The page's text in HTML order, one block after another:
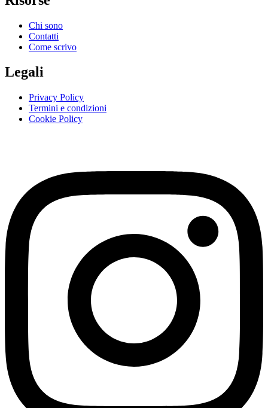
Chi sono
Contatti
Come scrivo
Legali
Privacy Policy
Termini e condizioni
Cookie Policy